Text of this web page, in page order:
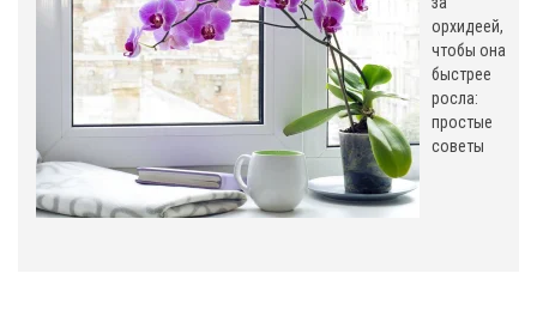
орхидеей,
чтобы она
быстрее
росла:
простые
советы